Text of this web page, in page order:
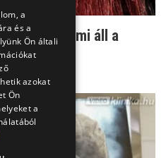
ki, mi áll a
a
és a
Ön általi
azokat
Ön
a